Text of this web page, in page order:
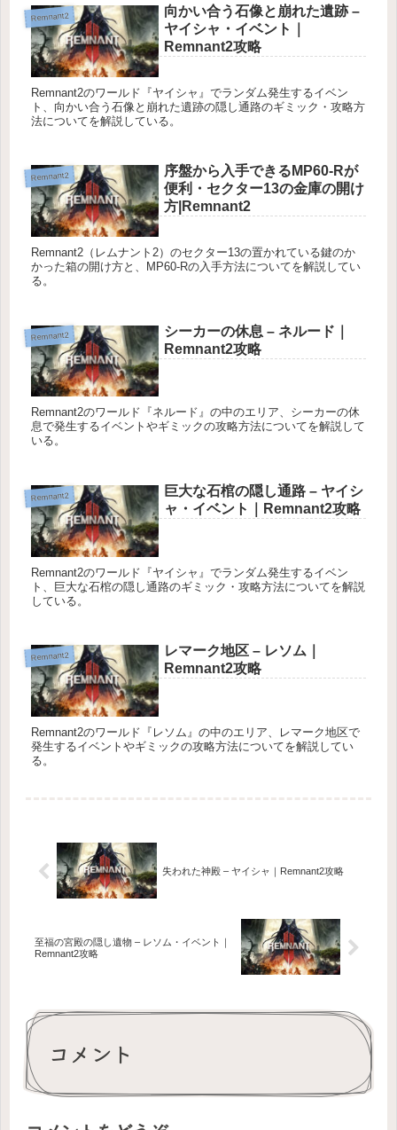
Remnant2
向かい合う石像と崩れた遺跡 –
ヤイシャ・イベント｜
Remnant2攻略
Remnant2のワールド『ヤイシャ』でランダム発生するイベン
ト、向かい合う石像と崩れた遺跡の隠し通路のギミック・攻略方
法についてを解説している。
Remnant2
序盤から入手できるMP60-Rが
便利・セクター13の金庫の開け
方|Remnant2
Remnant2（レムナント2）のセクター13の置かれている鍵のか
かった箱の開け方と、MP60-Rの入手方法についてを解説してい
る。
Remnant2
シーカーの休息 – ネルード｜
Remnant2攻略
Remnant2のワールド『ネルード』の中のエリア、シーカーの休
息で発生するイベントやギミックの攻略方法についてを解説して
いる。
Remnant2
巨大な石棺の隠し通路 – ヤイシ
ャ・イベント｜Remnant2攻略
Remnant2のワールド『ヤイシャ』でランダム発生するイベン
ト、巨大な石棺の隠し通路のギミック・攻略方法についてを解説
している。
Remnant2
レマーク地区 – レソム｜
Remnant2攻略
Remnant2のワールド『レソム』の中のエリア、レマーク地区で
発生するイベントやギミックの攻略方法についてを解説してい
る。
失われた神殿 – ヤイシャ｜Remnant2攻略
至福の宮殿の隠し遺物 – レソム・イベント｜
Remnant2攻略
コメント